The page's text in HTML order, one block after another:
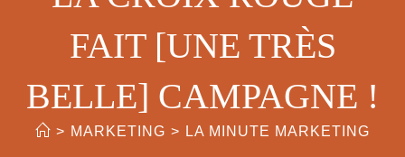
FAIT [UNE TRÈS
BELLE] CAMPAGNE !
> MARKETING > LA MINUTE MARKETING